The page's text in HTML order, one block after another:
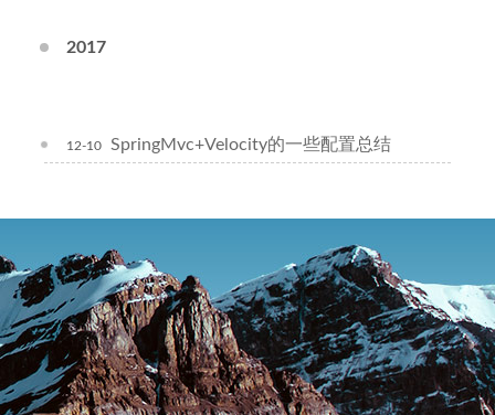
2017
SpringMvc+Velocity的一些配置总结
12-10